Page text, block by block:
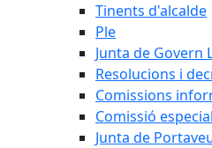
Tinents d'alcalde
Ple
Junta de Govern
Resolucions i
Comissions
Comissió
Junta de